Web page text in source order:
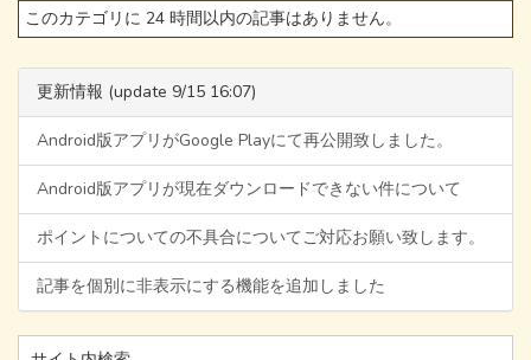
このカテゴリに 24 時間以内の記事はありません。
更新情報 (update 9/15 16:07)
Android版アプリがGoogle Playにて再公開致しました。
Android版アプリが現在ダウンロードできない件について
ポイントについての不具合についてご対応お願い致します。
記事を個別に非表示にする機能を追加しました